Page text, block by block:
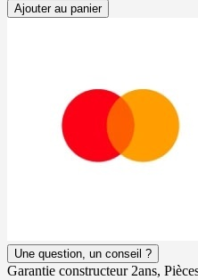
Ajouter au panier
Une question, un conseil ?
Garantie constructeur 2ans,